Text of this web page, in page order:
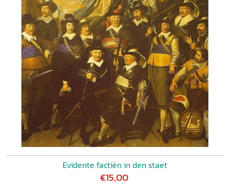
Evidente factiën in den staet
€15,00